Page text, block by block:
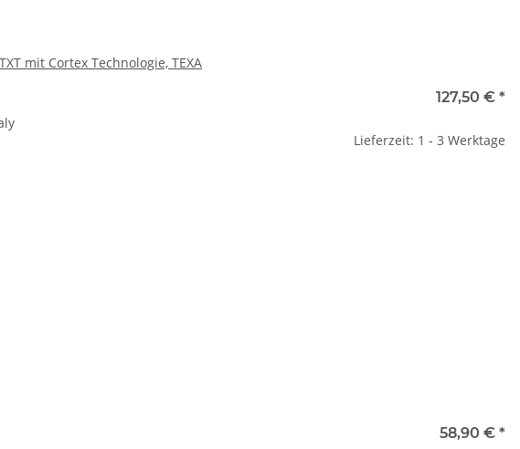
mit Cortex Technologie, TEXA
127,50 € *
Lieferzeit: 1 - 3 Werktage
58,90 € *